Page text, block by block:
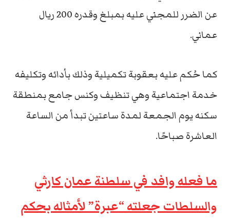
عن الضرر للمجني عليه بمبلغ وقدره 200 ريال
عماني.
كما حُكم عليه بعقوبة تكميلية وذلك بأدائه وتكليفه
خدمة اجتماعية وهي تنظيف وكنس جامع بمنطقة
سكنه يوم الجمعة لمدة ساعتين تبدأ من الساعة
العاشرة صباحًا.
ما فعله وافد في سلطنة عمان كارثي
والسلطات جعلته “عبرة” لأمثاله بحكم